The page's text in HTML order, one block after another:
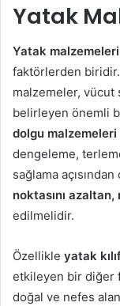
Yatak
Yatak malzemeleri
faktörlerden biridir.
malzemeler, vücut
belirleyen önemli
dolgu malzemeleri
dengeleme,
sağlama
noktasını
edilmelidir.
Özellikle yatak
etkileyen bir diğer
doğal ve nefes